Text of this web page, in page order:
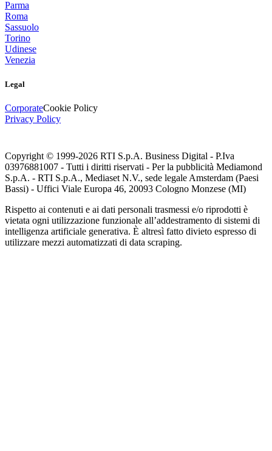
Parma
Roma
Sassuolo
Torino
Udinese
Venezia
Legal
CorporateCookie Policy
Privacy Policy
Copyright © 1999-2026 RTI S.p.A. Business Digital - P.Iva
03976881007 - Tutti i diritti riservati - Per la pubblicità Mediamond
S.p.A. - RTI S.p.A., Mediaset N.V., sede legale Amsterdam (Paesi
Bassi) - Uffici Viale Europa 46, 20093 Cologno Monzese (MI)
Rispetto ai contenuti e ai dati personali trasmessi e/o riprodotti è
vietata ogni utilizzazione funzionale all’addestramento di sistemi di
intelligenza artificiale generativa. È altresì fatto divieto espresso di
utilizzare mezzi automatizzati di data scraping.